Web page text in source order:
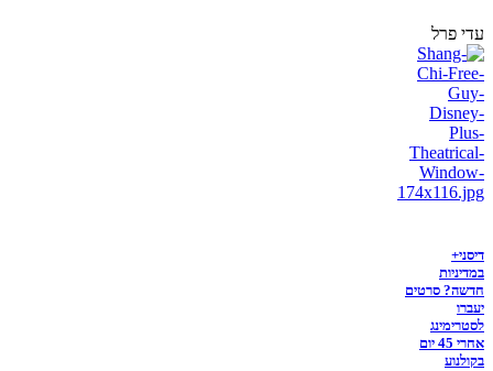
עדי פרל
דיסני+
במדיניות
חדשה? סרטים
יעברו
לסטרימינג
אחרי 45 יום
בקולנוע